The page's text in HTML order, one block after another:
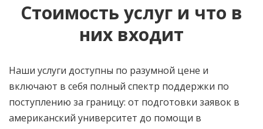
Стоимость услуг и что в
них входит
Наши услуги доступны по разумной цене и
включают в себя полный спектр поддержки по
поступлению за границу: от подготовки заявок в
американский университет до помощи в